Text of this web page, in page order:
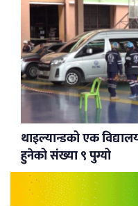
थाइल्यान्डको एक
हुनेको संख्या ९ पुग्यो